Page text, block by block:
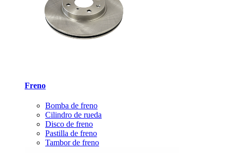
Freno
Bomba de freno
Cilindro de rueda
Disco de freno
Pastilla de freno
Tambor de freno